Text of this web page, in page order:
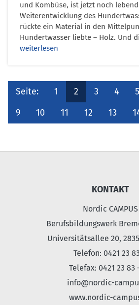
und Kombüse, ist jetzt noch
Weiterentwicklung des
rückte ein Material in den
Hundertwasser liebte – Holz. Und
weiterlesen
Seite: 1 2 3 4 5
9
10 11 12 13
KONTAKT
Nordic CAMPUS
Berufsbildungswerk
Universitätsallee 20,
Telefon: 0421 23
Telefax: 0421 23 83
info@nordic-
www.nordic-